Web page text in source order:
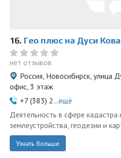
16. Гео плюс на Дуси
нет отзывов
Россия, Новосибирск, улица
офис, 3 этаж
+7 (383) 2...ещё
Деятельность в сфере
землеустройства, геодезии и
Узнать больше